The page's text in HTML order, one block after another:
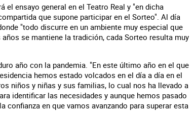
el ensayo general en el Teatro Real y "en dicha
que supone participar en el Sorteo". Al día
"todo discurre en un ambiente muy especial que
se mantiene la tradición, cada Sorteo resulta muy
año con la pandemia. "En este último año en el que
hemos estado volcados en el día a día en el
niños y niñas y sus familias, lo cual nos ha llevado a
identificar las necesidades y aunque hemos pasado
confianza en que vamos avanzando para superar esta